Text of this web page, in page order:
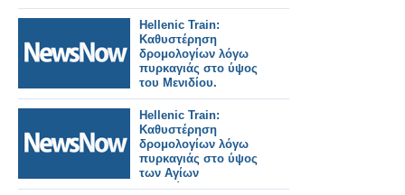
Hellenic Train:
Καθυστέρηση
δρομολογίων λόγω
πυρκαγιάς στο ύψος
του Μενιδίου.
Hellenic Train:
Καθυστέρηση
δρομολογίων λόγω
πυρκαγιάς στο ύψος
των Αγίων
Αναργύρων.